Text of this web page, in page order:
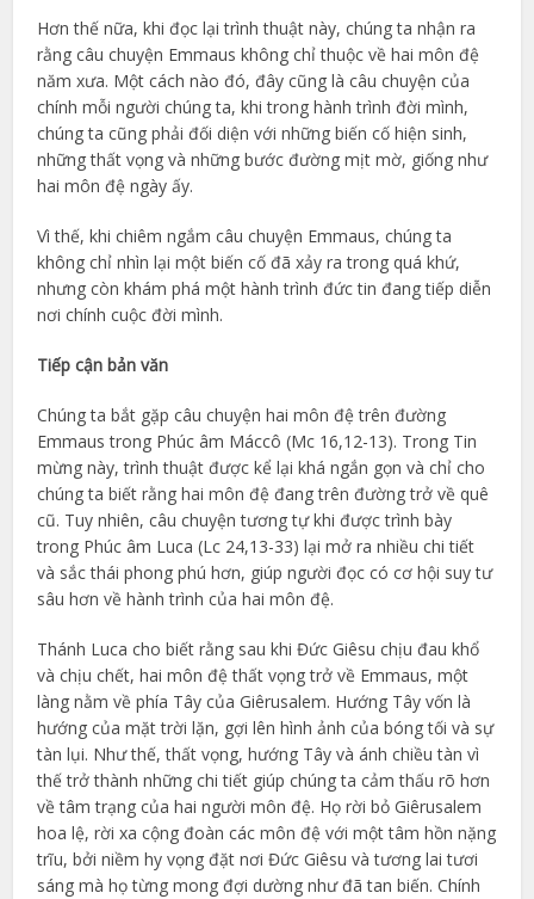
Hơn thế nữa, khi đọc lại trình thuật này, chúng ta nhận ra
rằng câu chuyện Emmaus không chỉ thuộc về hai môn đệ
năm xưa. Một cách nào đó, đây cũng là câu chuyện của
chính mỗi người chúng ta, khi trong hành trình đời mình,
chúng ta cũng phải đối diện với những biến cố hiện sinh,
những thất vọng và những bước đường mịt mờ, giống như
hai môn đệ ngày ấy.
Vì thế, khi chiêm ngắm câu chuyện Emmaus, chúng ta
không chỉ nhìn lại một biến cố đã xảy ra trong quá khứ,
nhưng còn khám phá một hành trình đức tin đang tiếp diễn
nơi chính cuộc đời mình.
Tiếp cận bản văn
Chúng ta bắt gặp câu chuyện hai môn đệ trên đường
Emmaus trong Phúc âm Máccô (Mc 16,12-13). Trong Tin
mừng này, trình thuật được kể lại khá ngắn gọn và chỉ cho
chúng ta biết rằng hai môn đệ đang trên đường trở về quê
cũ. Tuy nhiên, câu chuyện tương tự khi được trình bày
trong Phúc âm Luca (Lc 24,13-33) lại mở ra nhiều chi tiết
và sắc thái phong phú hơn, giúp người đọc có cơ hội suy tư
sâu hơn về hành trình của hai môn đệ.
Thánh Luca cho biết rằng sau khi Đức Giêsu chịu đau khổ
và chịu chết, hai môn đệ thất vọng trở về Emmaus, một
làng nằm về phía Tây của Giêrusalem. Hướng Tây vốn là
hướng của mặt trời lặn, gợi lên hình ảnh của bóng tối và sự
tàn lụi. Như thế, thất vọng, hướng Tây và ánh chiều tàn vì
thế trở thành những chi tiết giúp chúng ta cảm thấu rõ hơn
về tâm trạng của hai người môn đệ. Họ rời bỏ Giêrusalem
hoa lệ, rời xa cộng đoàn các môn đệ với một tâm hồn nặng
trĩu, bởi niềm hy vọng đặt nơi Đức Giêsu và tương lai tươi
sáng mà họ từng mong đợi dường như đã tan biến. Chính